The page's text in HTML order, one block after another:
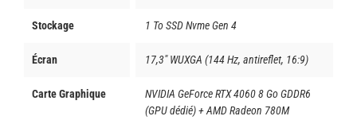
Stockage 1 To SSD Nvme Gen 4
Écran 17,3" WUXGA (144 Hz, antireflet, 16:9)
Carte Graphique
NVIDIA GeForce RTX 4060 8 Go GDDR6
(GPU dédié) + AMD Radeon 780M